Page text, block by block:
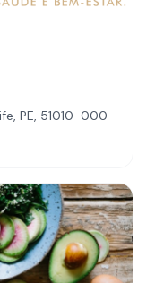
PE, 51010-000